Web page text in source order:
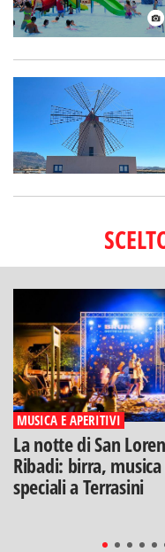
MUSICA E APERITIVI
La notte di San
Ribadi: birra,
speciali a Terrasini